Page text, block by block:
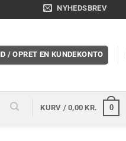
NYHEDSBREV
/ OPRET EN KUNDEKONTO
KURV /0,00KR. 0